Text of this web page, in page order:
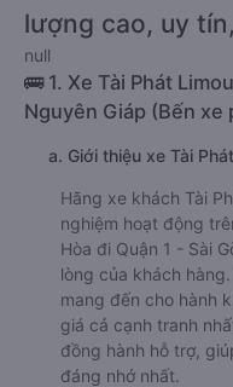
lượng cao, uy
null
🚌 1. Xe Tài Phát
Nguyên Giáp (Bến xe
a. Giới thiệu xe Tài
Hãng xe khách Tài
nghiệm hoạt động
Hòa đi Quận 1 - Sài
lòng của khách
mang đến cho hành
giá cả cạnh tranh
đồng hành hỗ trợ,
đáng nhớ nhất.